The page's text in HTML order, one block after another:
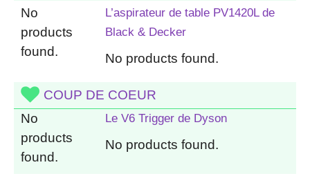
No
products
found.
L’aspirateur de table PV1420L de
Black & Decker
No products found.
COUP DE COEUR
No
products
found.
Le V6 Trigger de Dyson
No products found.